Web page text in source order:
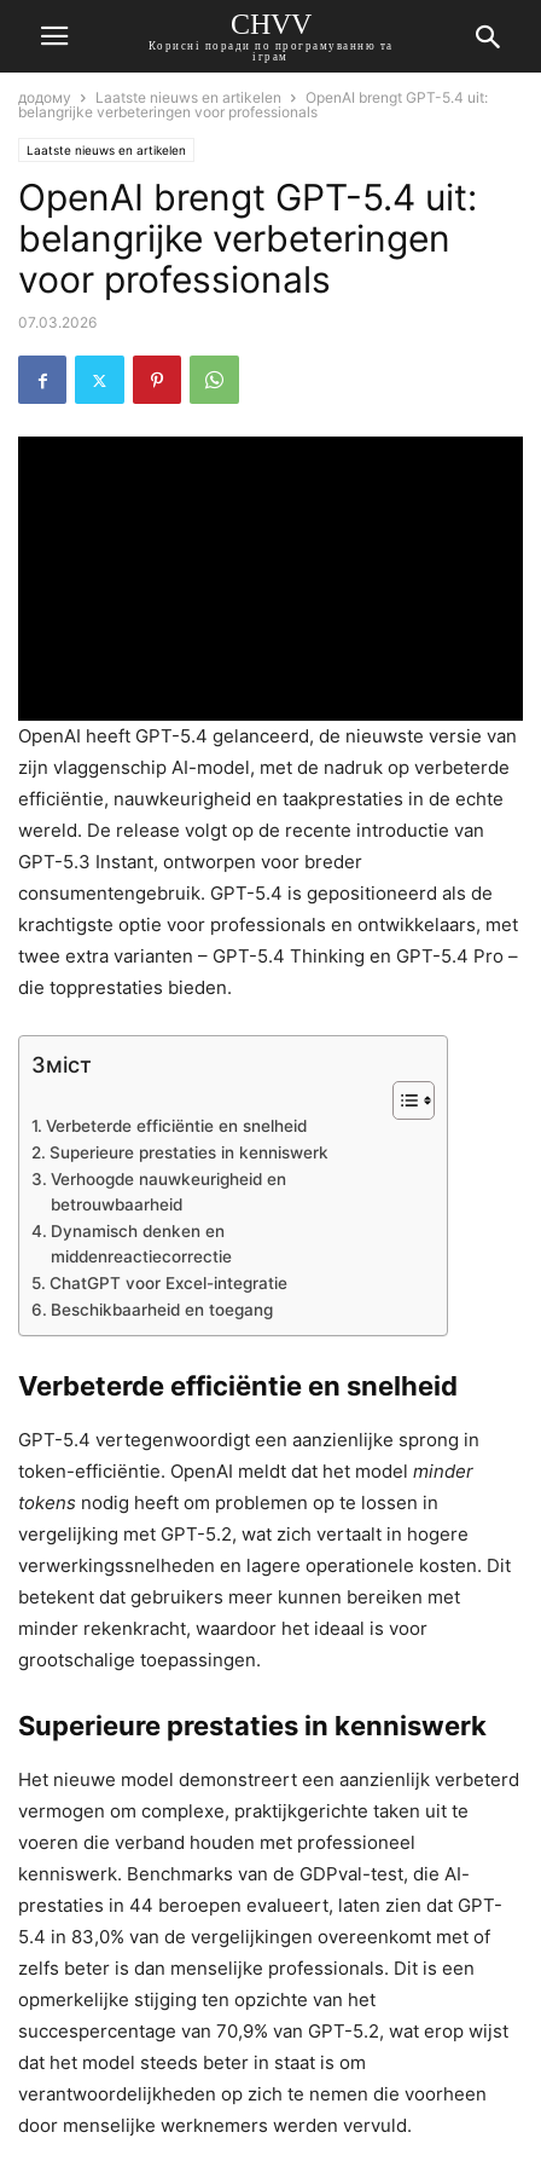
CHVV
Корисні поради по програмуванню та
іграм
додому Laatste nieuws en artikelen
OpenAI brengt GPT-5.4 uit:
belangrijke verbeteringen voor professionals
Laatste nieuws en artikelen
OpenAI brengt GPT-5.4 uit:
belangrijke verbeteringen
voor professionals
07.03.2026
OpenAI heeft GPT-5.4 gelanceerd, de nieuwste versie van
zijn vlaggenschip AI-model, met de nadruk op verbeterde
efficiëntie, nauwkeurigheid en taakprestaties in de echte
wereld. De release volgt op de recente introductie van
GPT-5.3 Instant, ontworpen voor breder
consumentengebruik. GPT-5.4 is gepositioneerd als de
krachtigste optie voor professionals en ontwikkelaars, met
twee extra varianten – GPT-5.4 Thinking en GPT-5.4 Pro –
die topprestaties bieden.
Зміст
Verbeterde efficiëntie en snelheid
Superieure prestaties in kenniswerk
Verhoogde nauwkeurigheid en
betrouwbaarheid
Dynamisch denken en
middenreactiecorrectie
ChatGPT voor Excel-integratie
Beschikbaarheid en toegang
Verbeterde efficiëntie en snelheid
GPT-5.4 vertegenwoordigt een aanzienlijke sprong in
token-efficiëntie. OpenAI meldt dat het model minder
tokens nodig heeft om problemen op te lossen in
vergelijking met GPT-5.2, wat zich vertaalt in hogere
verwerkingssnelheden en lagere operationele kosten. Dit
betekent dat gebruikers meer kunnen bereiken met
minder rekenkracht, waardoor het ideaal is voor
grootschalige toepassingen.
Superieure prestaties in kenniswerk
Het nieuwe model demonstreert een aanzienlijk verbeterd
vermogen om complexe, praktijkgerichte taken uit te
voeren die verband houden met professioneel
kenniswerk. Benchmarks van de GDPval-test, die AI-
prestaties in 44 beroepen evalueert, laten zien dat GPT-
5.4 in 83,0% van de vergelijkingen overeenkomt met of
zelfs beter is dan menselijke professionals. Dit is een
opmerkelijke stijging ten opzichte van het
succespercentage van 70,9% van GPT-5.2, wat erop wijst
dat het model steeds beter in staat is om
verantwoordelijkheden op zich te nemen die voorheen
door menselijke werknemers werden vervuld.